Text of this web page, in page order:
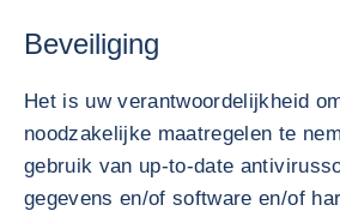
Beveiliging
Het is uw verantwoordelijkheid
noodzakelijke maatregelen te
gebruik van up-to-date
gegevens en/of software en/of